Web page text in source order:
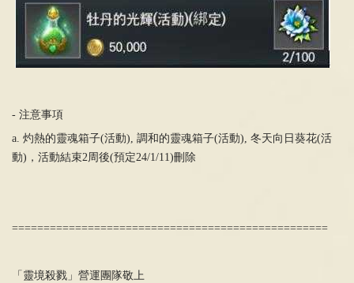
- 注意事項
a. 灼熱的靈魂箱子(活動), 調和的靈魂箱子(活動), 冬天向日葵花(活
動)，活動結束2周後(預定24/1/11)刪除
==================================================
「靈境殺戮」營運團隊敬上